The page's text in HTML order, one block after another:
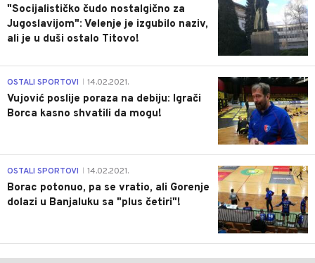
"Socijalističko čudo nostalgično za
Jugoslavijom": Velenje je izgubilo naziv,
ali je u duši ostalo Titovo!
1
OSTALI SPORTOVI 14.02.2021.
Vujović poslije poraza na debiju: Igrači
Borca kasno shvatili da mogu!
3
OSTALI SPORTOVI 14.02.2021.
Borac potonuo, pa se vratio, ali Gorenje
dolazi u Banjaluku sa "plus četiri"!